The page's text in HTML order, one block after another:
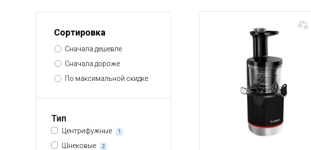
Сортировка
Сначала дешевле
Сначала дороже
По максимальной скидке
Тип
Центрифужные 1
Шнековые 2